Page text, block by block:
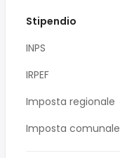
Stipendio
INPS
IRPEF
Imposta regionale
Imposta comunale